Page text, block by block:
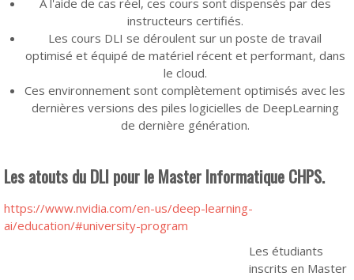
A l'aide de cas réel, ces cours sont dispensés par des
instructeurs certifiés.
Les cours DLI se déroulent sur un poste de travail
optimisé et équipé de matériel récent et performant, dans
le cloud.
Ces environnement sont complètement optimisés avec les
dernières versions des piles logicielles de DeepLearning
de dernière génération.
Les atouts du DLI pour le Master Informatique CHPS.
https://www.nvidia.com/en-us/deep-learning-
ai/education/#university-program
Les étudiants
inscrits en Master